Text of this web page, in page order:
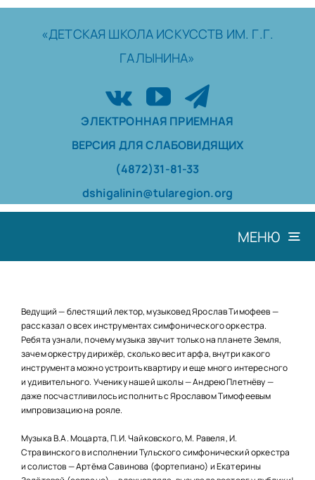
Skip
«ДЕТСКАЯ ШКОЛА ИСКУССТВ ИМ. Г.Г.
ГАЛЫНИНА»
ЭЛЕКТРОННАЯ ПРИЕМНАЯ
ВЕРСИЯ ДЛЯ СЛАБОВИДЯЩИХ
(4872)31-81-33
dshigalinin@tularegion.org
МЕНЮ
НАШИ ПРОЕКТЫ
О ПРИЕМЕ
ОБУЧАЮЩИМСЯ
СВЕДЕНИЯ ОБ ОО
КОНТАКТЫ
ОТЗЫВЫ
Ведущий — блестящий лектор, музыковед Ярослав Тимофеев —
рассказал о всех инструментах симфонического оркестра.
Ребята узнали, почему музыка звучит только на планете Земля,
зачем оркестру дирижёр, сколько весит арфа, внутри какого
инструмента можно устроить квартиру и еще много интересного
и удивительного. Ученику нашей школы — Андрею Плетнёву —
даже посчастливилось исполнить с Ярославом Тимофеевым
импровизацию на рояле.
Музыка В.А. Моцарта, П.И. Чайковского, М. Равеля, И.
Стравинского в исполнении Тульского симфонический оркестра
и солистов — Артёма Савинова (фортепиано) и Екатерины